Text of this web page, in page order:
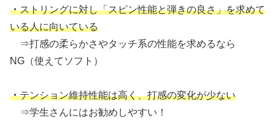
・ストリングに対し「スピン性能と弾きの良さ」を求めて
いる人に向いている
⇒打感の柔らかさやタッチ系の性能を求めるなら
NG（使えてソフト）
・テンション維持性能は高く、打感の変化が少ない
⇒学生さんにはお勧めしやすい！